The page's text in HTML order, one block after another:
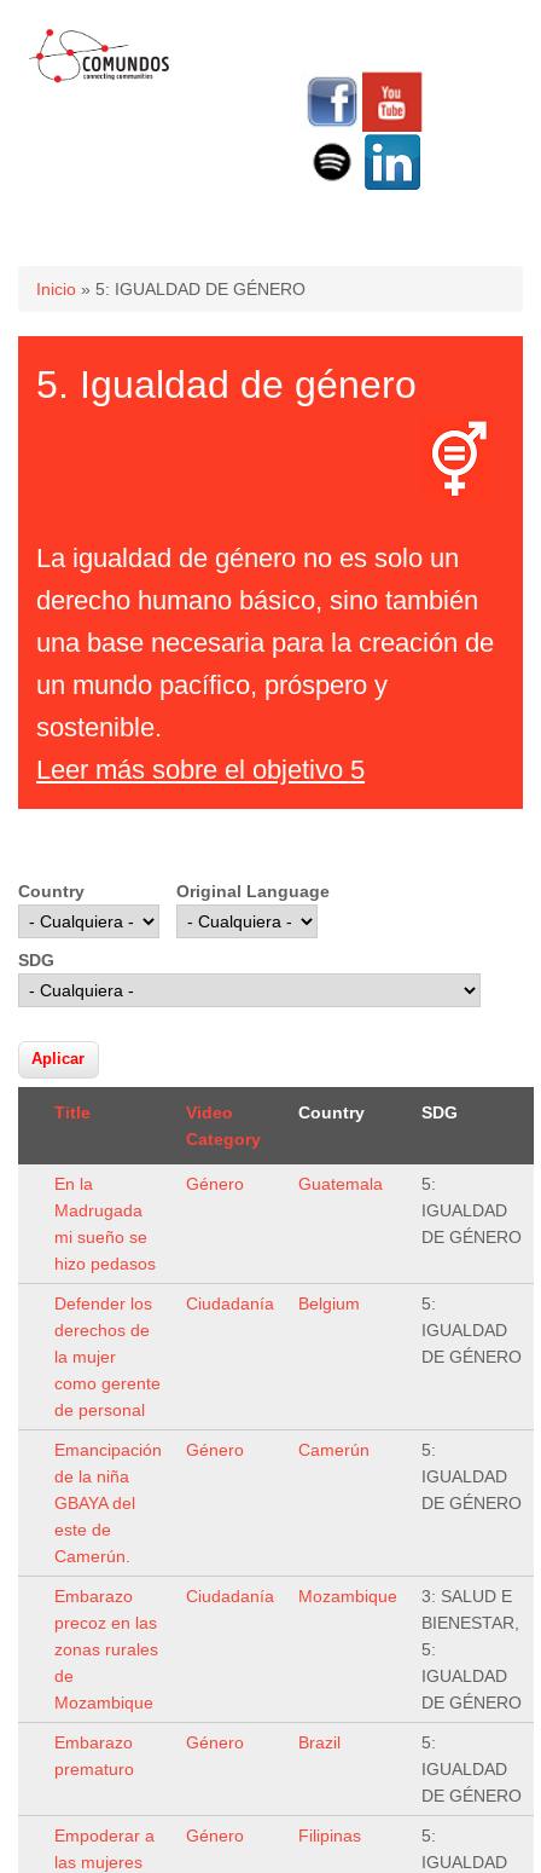
Usted está aquí
Inicio » 5: IGUALDAD DE GÉNERO
5. Igualdad de género
La igualdad de género no es solo un
derecho humano básico, sino también
una base necesaria para la creación de
un mundo pacífico, próspero y
sostenible.
Leer más sobre el objetivo 5
Country Original Language
SDG
Title
Video
Category
Country SDG
En la
Madrugada
mi sueño se
hizo pedasos
Género Guatemala
5:
IGUALDAD
DE GÉNERO
Defender los
derechos de
la mujer
como gerente
de personal
Ciudadanía Belgium
5:
IGUALDAD
DE GÉNERO
Emancipación
de la niña
GBAYA del
este de
Camerún.
Género Camerún
5:
IGUALDAD
DE GÉNERO
Embarazo
precoz en las
zonas rurales
de
Mozambique
Ciudadanía Mozambique
3: SALUD E
BIENESTAR,
5:
IGUALDAD
DE GÉNERO
Embarazo
prematuro
Género Brazil
5:
IGUALDAD
DE GÉNERO
Empoderar a
las mujeres
Género Filipinas
5:
IGUALDAD